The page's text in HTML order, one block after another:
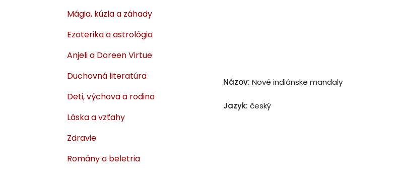
Mágia, kúzla a záhady
Ezoterika a astrológia
Anjeli a Doreen Virtue
Duchovná literatúra
Deti, výchova a rodina
Láska a vzťahy
Zdravie
Romány a beletria
Názov: Nové indiánske mandaly
Jazyk: český